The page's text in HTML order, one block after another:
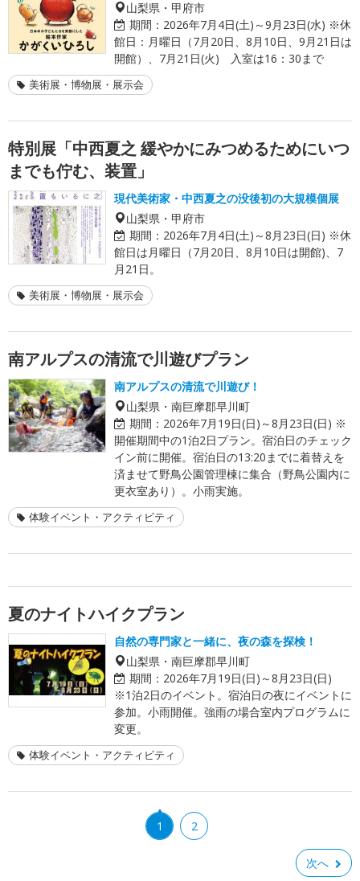
山梨県・甲府市
期間： 2026年7月4日(土)～9月23日(水) ※休
館日：月曜日（7月20日、8月10日、9月21日は
開館）、7月21日(火) 入室は16：30まで
美術展・博物展・展示会
特別展「中西夏之 緩やかにみつめるためにいつ
までも佇む、装置」
現代美術家・中西夏之の没後初の大規模個展
山梨県・甲府市
期間： 2026年7月4日(土)～8月23日(日) ※休
館日は月曜日（7月20日、8月10日は開館)、7
月21日。
美術展・博物展・展示会
南アルプスの清流で川遊びプラン
南アルプスの清流で川遊び！
山梨県・南巨摩郡早川町
期間： 2026年7月19日(日)～8月23日(日) ※
開催期間中の1泊2日プラン。宿泊日のチェック
イン前に開催。宿泊日の13:20までに着替えを
済ませて野鳥公園管理棟に集合（野鳥公園内に
更衣室あり）。小雨実施。
体験イベント・アクティビティ
夏のナイトハイクプラン
自然の専門家と一緒に、夜の森を探検！
山梨県・南巨摩郡早川町
期間： 2026年7月19日(日)～8月23日(日)
※1泊2日のイベント。宿泊日の夜にイベントに
参加。小雨開催。強雨の場合室内プログラムに
変更。
体験イベント・アクティビティ
1 2
次へ